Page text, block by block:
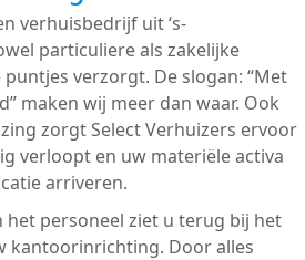
verhuisbedrijf uit ‘s-
particuliere als zakelijke
verzorgt. De slogan: “Met
maken wij meer dan waar. Ook
zorgt Select Verhuizers ervoor
verloopt en uw materiële activa
arriveren.
het personeel ziet u terug bij het
kantoorinrichting. Door alles